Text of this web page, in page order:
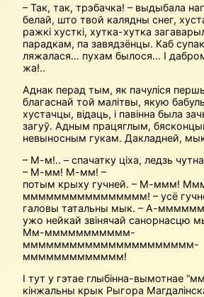
– Так, так, трэбачка! – выдыбала
белай, што твой калядны снег,
ражкі хусткі, хутка-хутка
парадкам, па завядзёнцы. Каб
ляжалася… пухам былося… І
жа!..
Аднак перад тым, як пачуліся
благаснай той малітвы, якую
хустачцы, відаць, і павінна была
загуў. Адным працяглым,
невыносным гукам. Дакладней,
– М-м!.. – спачатку ціха, ледзь
– М-мм! М-мм! –
потым крыху гучней. – М-ммм!
мммммммммммммммм! – усё
галовы татальны мык. – А-
ужо нейкай звінячай санорнасцю
Мм-ммммммммммм-
мммммммммммммммммммммм-
ммммммммммммм!
І тут у гэтае глыбінна-вымотнае
кінжальны крык Рыгора